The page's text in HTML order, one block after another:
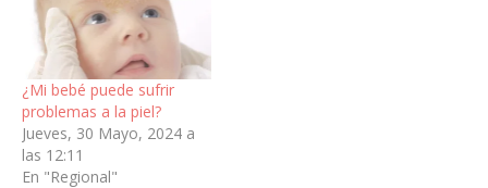
¿Mi bebé puede sufrir
problemas a la piel?
Jueves, 30 Mayo, 2024 a
las 12:11
En "Regional"